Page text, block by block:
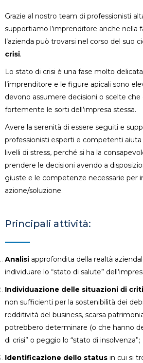
Grazie al nostro team di professionisti
supportiamo l’imprenditore anche nella
l’azienda può trovarsi nel corso del suo
crisi.
Lo stato di crisi è una fase molto
l’imprenditore e le figure apicali sono
devono assumere decisioni o scelte che
fortemente le sorti dell’impresa stessa.
Avere la serenità di essere seguiti e
professionisti esperti e competenti aiuta
livelli di stress, perché si ha la
prendere le decisioni avendo a
giuste e le competenze necessarie per
azione/soluzione.
Principali attività:
Analisi approfondita della realtà
individuare lo “stato di salute”
Individuazione delle situazioni di
non sufficienti per la sostenibilità dei
redditività del business, scarsa
potrebbero determinare (o che hanno
di crisi” o peggio lo “stato di insolvenza”;
Identificazione dello status in cui si